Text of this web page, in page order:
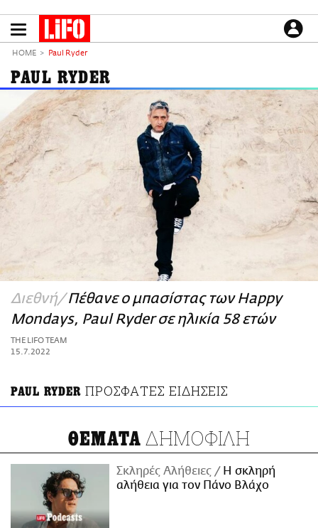
το
ΜΙΚΡΟΠΡΑΓΜΑΤΑ
THE GOOD LIFO
LIFOLAND
CITY GUIDE
ΑΜΠΑ
PRINT
ΕΙΔΗΣΕΙΣ
CULTURE
ΑΠΟΨΕΙΣ
ΤΡΟΠΟΣ ΖΩΗΣ
PODCASTS
Plus
HOME Paul Ryder
PAUL RYDER
Διεθνή Πέθανε ο μπασίστας των Happy
Mondays, Paul Ryder σε ηλικία 58 ετών
THE LIFO TEAM
15.7.2022
PAUL RYDER ΠΡΟΣΦΑΤΕΣ ΕΙΔΗΣΕΙΣ
ΘΕΜΑΤΑ ΔΗΜΟΦΙΛΗ
Σκληρές Αλήθειες
H σκληρή
αλήθεια για τον Πάνο Βλάχο